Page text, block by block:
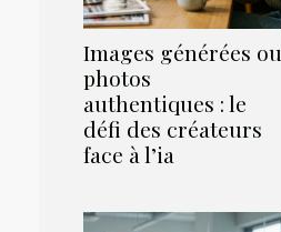
Images générées ou
photos
authentiques : le
défi des créateurs
face à l’ia